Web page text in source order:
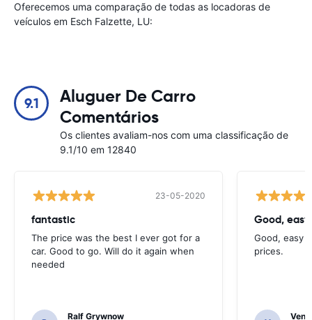
Oferecemos uma comparação de todas as locadoras de
veículos em Esch Falzette, LU:
9.1
Aluguer De Carro
Comentários
Os clientes avaliam-nos com uma classificação de
9.1/10 em 12840
23-05-2020
fantastic
The price was the best I ever got for a
car. Good to go. Will do it again when
needed
Ralf Grywnow
Good,
Good, easy
prices.